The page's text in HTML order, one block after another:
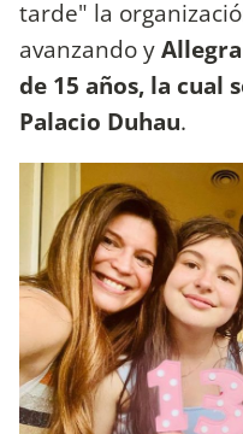
tarde" la
avanzando y
de 15 años, la cual
Palacio Duhau.